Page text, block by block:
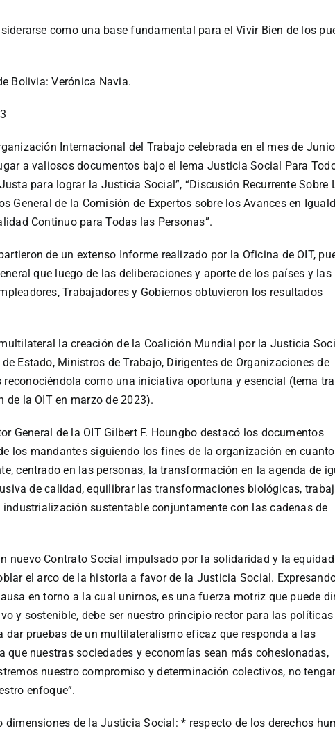
como una base fundamental para el Vivir Bien de los
Bolivia: Verónica Navia.
Internacional del Trabajo celebrada en el mes de
a valiosos documentos bajo el lema Justicia Social Para
para lograr la Justicia Social”, “Discusión Recurrente Sobre
General de la Comisión de Expertos sobre los Avances en
Continuo para Todas las Personas”.
de un extenso Informe realizado por la Oficina de OIT,
que luego de las deliberaciones y aporte de los países y las
Trabajadores y Gobiernos obtuvieron los resultados
la creación de la Coalición Mundial por la Justicia
Estado, Ministros de Trabajo, Dirigentes de Organizaciones de
reconociéndola como una iniciativa oportuna y esencial (tema
de la OIT en marzo de 2023).
General de la OIT Gilbert F. Houngbo destacó los documentos
los mandantes siguiendo los fines de la organización en
centrado en las personas, la transformación en la agenda de
de calidad, equilibrar las transformaciones biológicas,
sustentable conjuntamente con las cadenas de
nuevo Contrato Social impulsado por la solidaridad y la equidad
el arco de la historia a favor de la Justicia Social.
en torno a la cual unirnos, es una fuerza motriz que puede
y sostenible, debe ser nuestro principio rector para las políticas
dar pruebas de un multilateralismo eficaz que responda a las
que nuestras sociedades y economías sean más cohesionadas,
nuestro compromiso y determinación colectivos, no
enfoque”.
dimensiones de la Justicia Social: * respecto de los derechos